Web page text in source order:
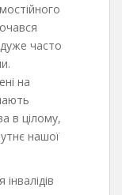
часто
на
в цілому,
нашої